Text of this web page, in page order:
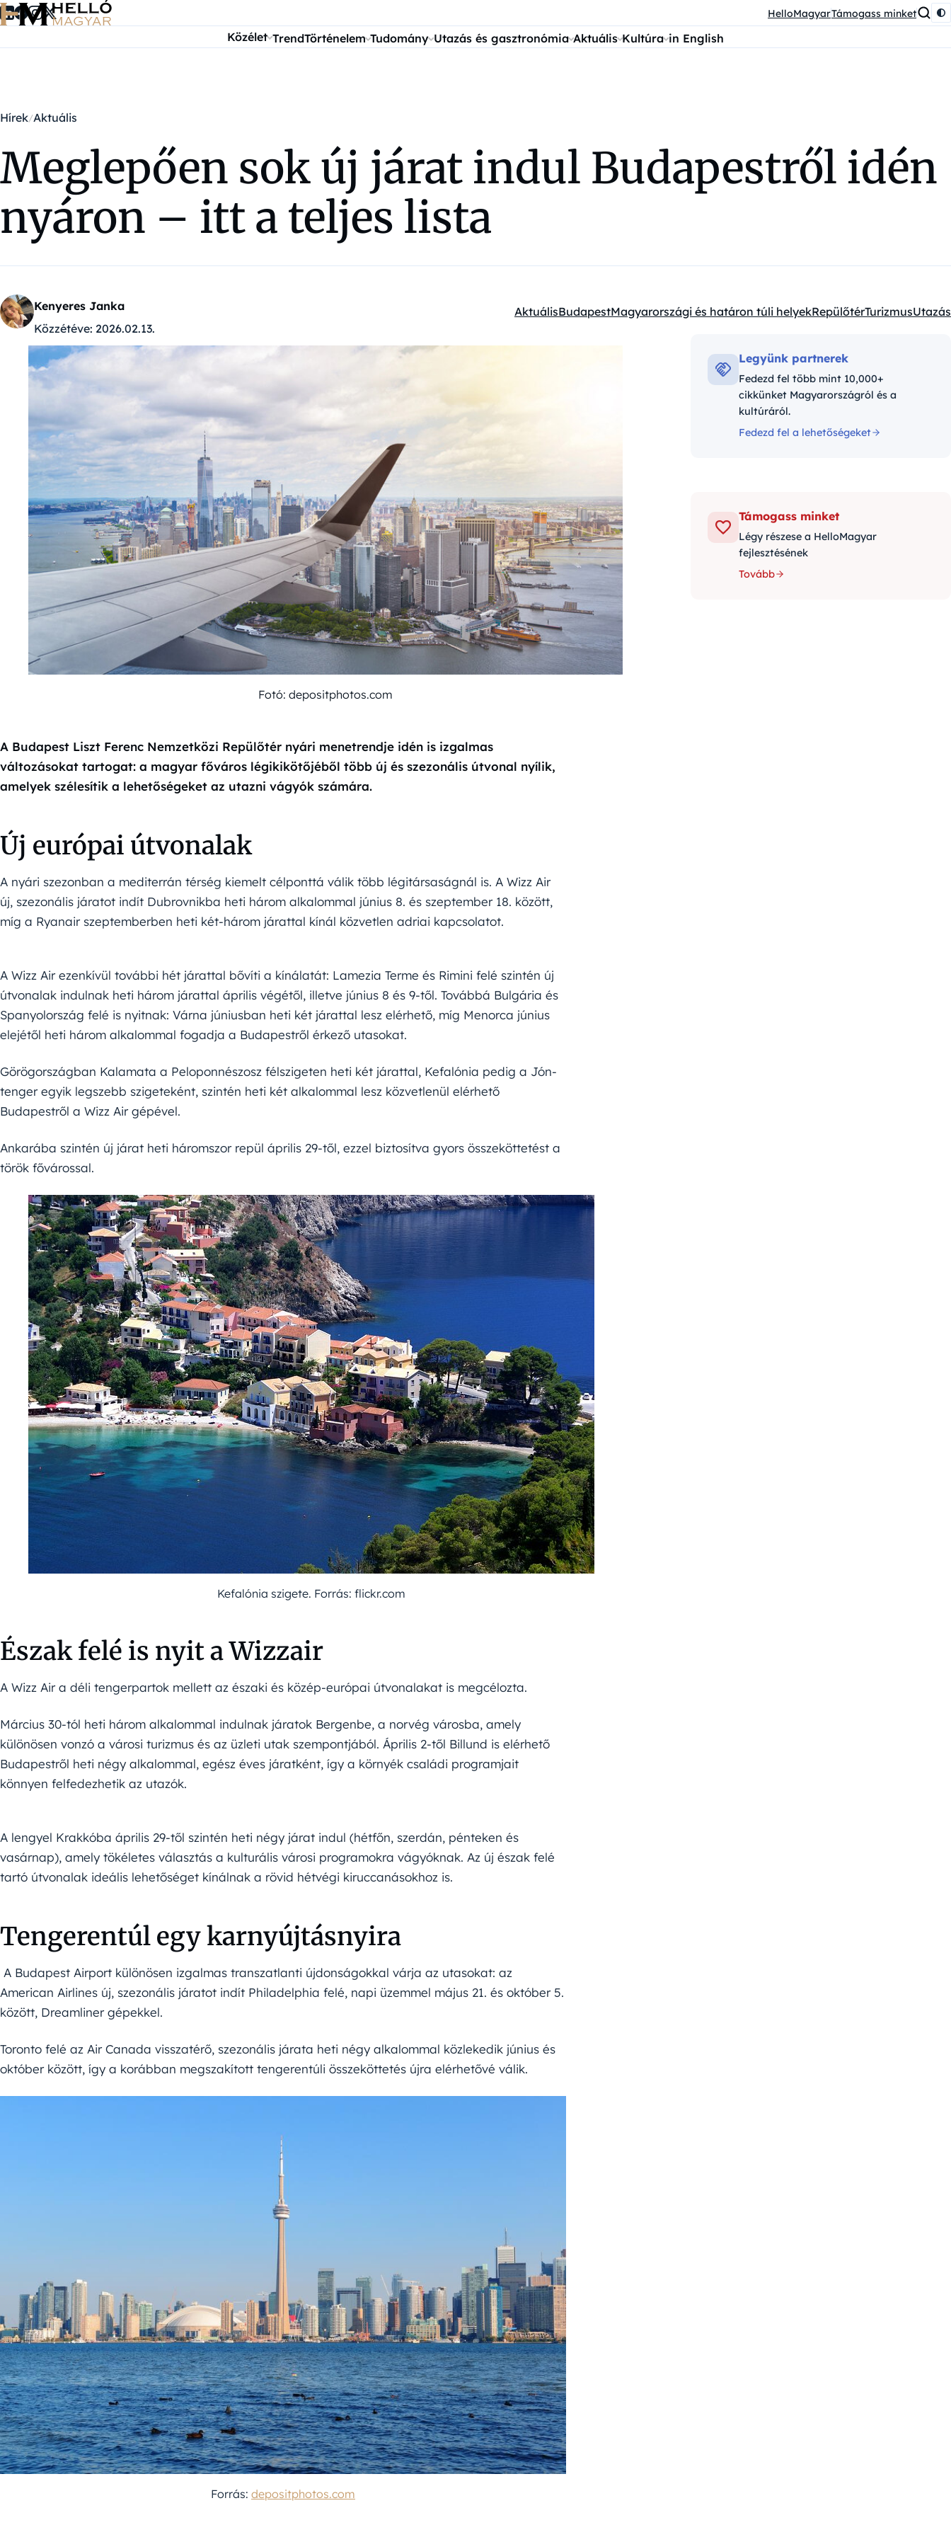
Ugrás a tartalomra HelloMagyarTámogass minket
Közélet TrendTörténelem Tudomány Utazás és gasztronómia Aktuális Kultúra in English
Hírek Aktuális
Meglepően sok új járat indul Budapestről idén
nyáron – itt a teljes lista
Kenyeres Janka
Közzétéve: 2026.02.13.
Kategóriák:
AktuálisBudapestMagyarországi és határon túli helyekRepülőtérTurizmusUtazás
Fotó: depositphotos.com
A Budapest Liszt Ferenc Nemzetközi Repülőtér nyári menetrendje idén is izgalmas
változásokat tartogat: a magyar főváros légikikötőjéből több új és szezonális útvonal nyílik,
amelyek szélesítik a lehetőségeket az utazni vágyók számára.
Új európai útvonalak
A nyári szezonban a mediterrán térség kiemelt célponttá válik több légitársaságnál is. A Wizz Air
új, szezonális járatot indít Dubrovnikba heti három alkalommal június 8. és szeptember 18. között,
míg a Ryanair szeptemberben heti két-három járattal kínál közvetlen adriai kapcsolatot.
A Wizz Air ezenkívül további hét járattal bővíti a kínálatát: Lamezia Terme és Rimini felé szintén új
útvonalak indulnak heti három járattal április végétől, illetve június 8 és 9-től. Továbbá Bulgária és
Spanyolország felé is nyitnak: Várna júniusban heti két járattal lesz elérhető, míg Menorca június
elejétől heti három alkalommal fogadja a Budapestről érkező utasokat.
Görögországban Kalamata a Peloponnészosz félszigeten heti két járattal, Kefalónia pedig a Jón-
tenger egyik legszebb szigeteként, szintén heti két alkalommal lesz közvetlenül elérhető
Budapestről a Wizz Air gépével.
Ankarába szintén új járat heti háromszor repül április 29-től, ezzel biztosítva gyors összeköttetést a
török fővárossal.
Kefalónia szigete. Forrás: flickr.com
Észak felé is nyit a Wizzair
A Wizz Air a déli tengerpartok mellett az északi és közép-európai útvonalakat is megcélozta.
Március 30-tól heti három alkalommal indulnak járatok Bergenbe, a norvég városba, amely
különösen vonzó a városi turizmus és az üzleti utak szempontjából. Április 2-től Billund is elérhető
Budapestről heti négy alkalommal, egész éves járatként, így a környék családi programjait
könnyen felfedezhetik az utazók.
A lengyel Krakkóba április 29-től szintén heti négy járat indul (hétfőn, szerdán, pénteken és
vasárnap), amely tökéletes választás a kulturális városi programokra vágyóknak. Az új észak felé
tartó útvonalak ideális lehetőséget kínálnak a rövid hétvégi kiruccanásokhoz is.
Tengerentúl egy karnyújtásnyira
A Budapest Airport különösen izgalmas transzatlanti újdonságokkal várja az utasokat: az
American Airlines új, szezonális járatot indít Philadelphia felé, napi üzemmel május 21. és október 5.
között, Dreamliner gépekkel.
Toronto felé az Air Canada visszatérő, szezonális járata heti négy alkalommal közlekedik június és
október között, így a korábban megszakított tengerentúli összeköttetés újra elérhetővé válik.
Forrás: depositphotos.com
Legyünk partnerek
Fedezd fel több mint 10,000+
cikkünket Magyarországról és a
kultúráról.
Fedezd fel a lehetőségeket
Támogass minket
Légy részese a HelloMagyar
fejlesztésének
Tovább